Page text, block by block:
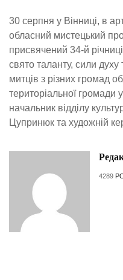
30 серпня у Вінниці, в
обласний мистецький
присвячений 34-й
свято таланту, сили
митців з різних громад
територіальної громади
начальник відділу
Цупринюк та художній
4289